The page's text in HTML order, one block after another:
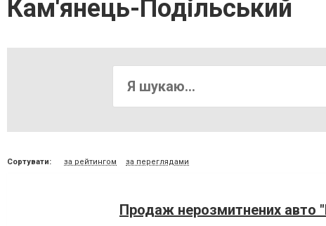
Кам'янець-Подільський
Сортувати: за рейтингом за переглядами
Продаж нерозмитнених авто